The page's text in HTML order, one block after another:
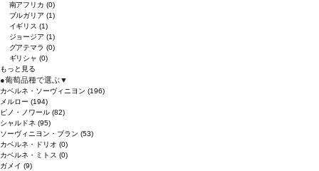
南アフリカ(0)
ブルガリア(1)
イギリス(1)
ジョージア(1)
グアテマラ(0)
ギリシャ(0)
もっと見る
●葡萄品種で選ぶ▼
カベルネ・ソーヴィニヨン (196)
メルロー (194)
ピノ・ノワール (82)
シャルドネ (95)
ソーヴィニヨン・ブラン (53)
カベルネ・ドリオ (0)
カベルネ・ミトス (0)
ガメイ (9)